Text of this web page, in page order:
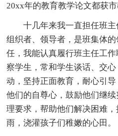
20xx年的教育教学论文都获
十几年来我一直担任班
组织者、领导者，是班集体
任，我能认真履行班主任工
察学生，常和学生谈话、交
动，坚持正面教育，耐心引
他们的自尊心，鼓励他们继
理要求，帮助他们解决困难
雨，浇灌孩子们稚嫩的心田。